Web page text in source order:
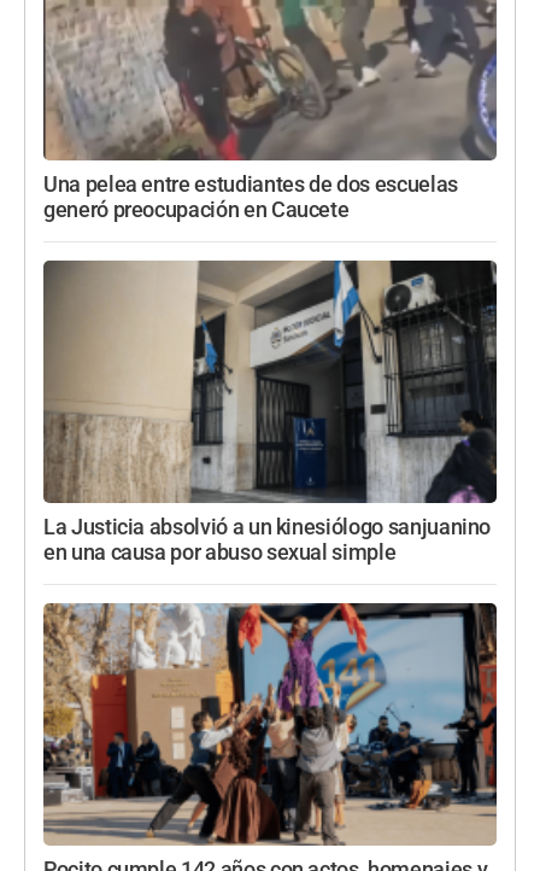
Una pelea entre estudiantes de dos escuelas
generó preocupación en Caucete
La Justicia absolvió a un kinesiólogo sanjuanino
en una causa por abuso sexual simple